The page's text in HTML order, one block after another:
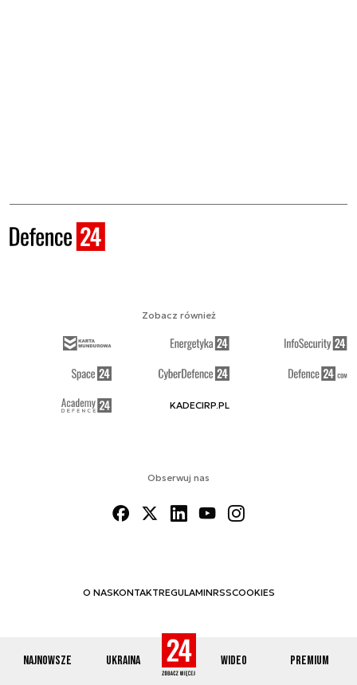
Najnowsze Ukraina Wideo Premium
Obserwuj nas
O NASKONTAKTREGULAMINRSSCOOKIES
Zobacz również
KADECIRP.PL
© 2012-2026 DEFENCE24